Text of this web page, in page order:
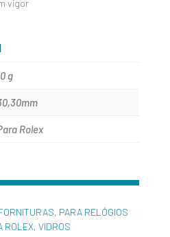
vigor
g
Rolex
, PARA RELÓGIOS
ROLEX, VIDROS